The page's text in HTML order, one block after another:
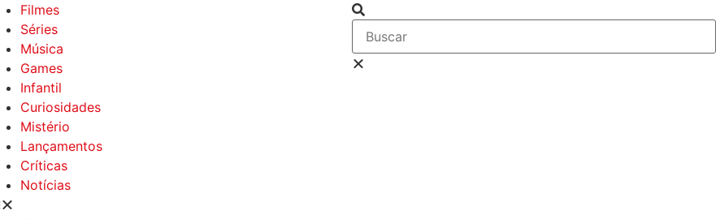
Filmes
Séries
Música
Games
Infantil
Curiosidades
Mistério
Lançamentos
Críticas
Notícias